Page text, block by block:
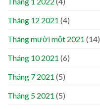
Tháng 12 2021 (4)
Tháng mười một 2021 (14)
Tháng 10 2021 (6)
Tháng 7 2021 (5)
Tháng 5 2021 (5)